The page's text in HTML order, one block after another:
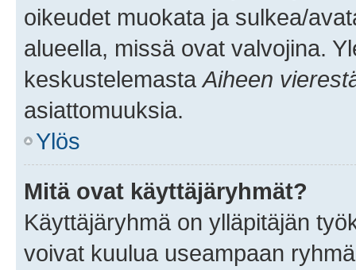
oikeudet muokata ja sulkea/
alueella, missä ovat valvojina.
keskustelemasta Aiheen
asiattomuuksia.
Ylös
Mitä ovat käyttäjäryhmät?
Käyttäjäryhmä on ylläpitäjän
voivat kuulua useampaan